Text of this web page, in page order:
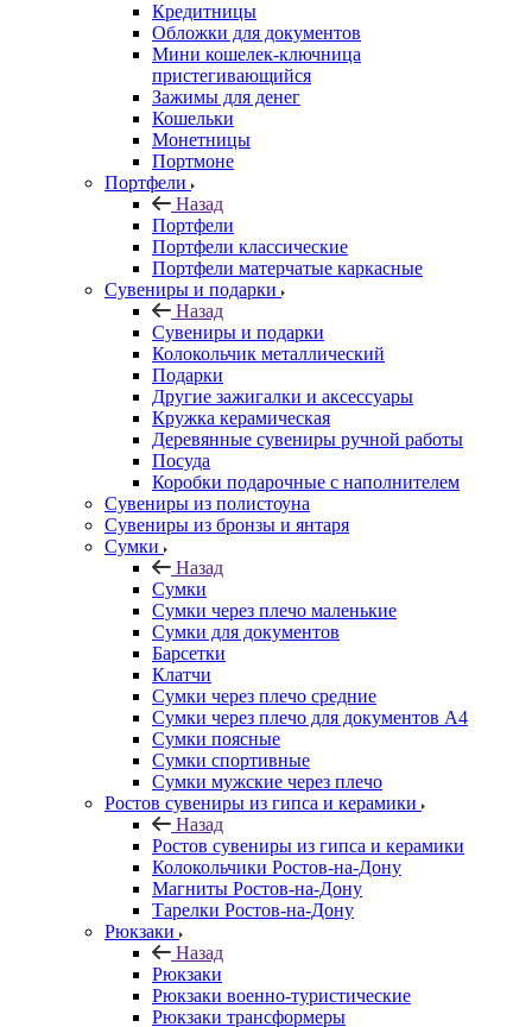
Кредитницы
Обложки для документов
Мини кошелек-ключница
пристегивающийся
Зажимы для денег
Кошельки
Монетницы
Портмоне
Портфели
Назад
Портфели
Портфели классические
Портфели матерчатые каркасные
Сувениры и подарки
Назад
Сувениры и подарки
Колокольчик металлический
Подарки
Другие зажигалки и аксессуары
Кружка керамическая
Деревянные сувениры ручной работы
Посуда
Коробки подарочные с наполнителем
Сувениры из полистоуна
Сувениры из бронзы и янтаря
Сумки
Назад
Сумки
Сумки через плечо маленькие
Сумки для документов
Барсетки
Клатчи
Сумки через плечо средние
Сумки через плечо для документов А4
Сумки поясные
Сумки спортивные
Сумки мужские через плечо
Ростов сувениры из гипса и керамики
Назад
Ростов сувениры из гипса и керамики
Колокольчики Ростов-на-Дону
Магниты Ростов-на-Дону
Тарелки Ростов-на-Дону
Рюкзаки
Назад
Рюкзаки
Рюкзаки военно-туристические
Рюкзаки трансформеры